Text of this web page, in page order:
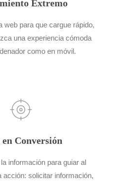
Extremo
web para que cargue rápido,
una experiencia cómoda
como en móvil.
en Conversión
información para guiar al
acción: solicitar información,